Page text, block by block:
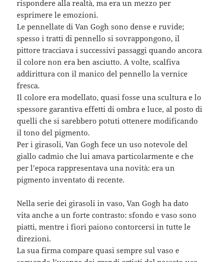
rispondere alla realtà, ma era un mezzo per
esprimere le emozioni.
Le pennellate di Van Gogh sono dense e ruvide;
spesso i tratti di pennello si sovrappongono, il
pittore tracciava i successivi passaggi quando ancora
il colore non era ben asciutto. A volte, scalfiva
addirittura con il manico del pennello la vernice
fresca.
Il colore era modellato, quasi fosse una scultura e lo
spessore garantiva effetti di ombra e luce, al posto di
quelli che si sarebbero potuti ottenere modificando
il tono del pigmento.
Per i girasoli, Van Gogh fece un uso notevole del
giallo cadmio che lui amava particolarmente e che
per l’epoca rappresentava una novità: era un
pigmento inventato di recente.
Nella serie dei girasoli in vaso, Van Gogh ha dato
vita anche a un forte contrasto: sfondo e vaso sono
piatti, mentre i fiori paiono contorcersi in tutte le
direzioni.
La sua firma compare quasi sempre sul vaso e